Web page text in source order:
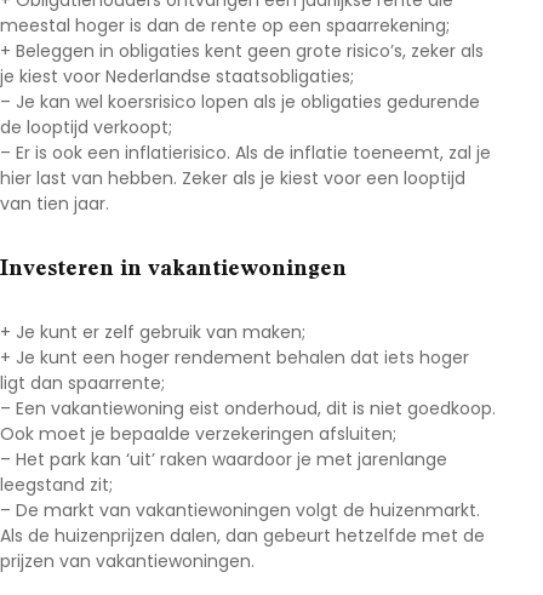
meestal hoger is dan de rente op een spaarrekening;
+ Beleggen in obligaties kent geen grote risico’s, zeker als
je kiest voor Nederlandse staatsobligaties;
– Je kan wel koersrisico lopen als je obligaties gedurende
de looptijd verkoopt;
– Er is ook een inflatierisico. Als de inflatie toeneemt, zal je
hier last van hebben. Zeker als je kiest voor een looptijd
van tien jaar.
Investeren in vakantiewoningen
+ Je kunt er zelf gebruik van maken;
+ Je kunt een hoger rendement behalen dat iets hoger
ligt dan spaarrente;
– Een vakantiewoning eist onderhoud, dit is niet goedkoop.
Ook moet je bepaalde verzekeringen afsluiten;
– Het park kan ‘uit’ raken waardoor je met jarenlange
leegstand zit;
– De markt van vakantiewoningen volgt de huizenmarkt.
Als de huizenprijzen dalen, dan gebeurt hetzelfde met de
prijzen van vakantiewoningen.